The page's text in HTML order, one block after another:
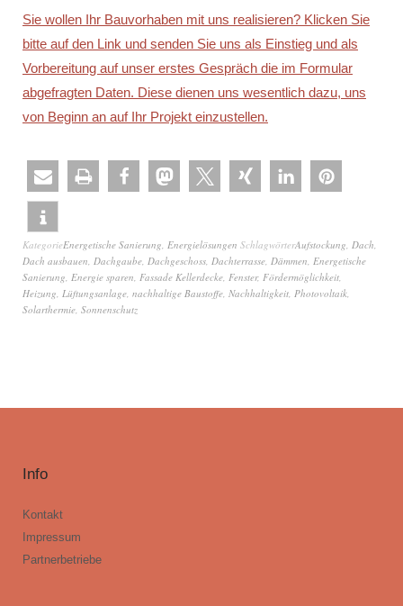
Sie wollen Ihr Bauvorhaben mit uns realisieren? Klicken Sie
bitte auf den Link und senden Sie uns als Einstieg und als
Vorbereitung auf unser erstes Gespräch die im Formular
abgefragten Daten. Diese dienen uns wesentlich dazu, uns
von Beginn an auf Ihr Projekt einzustellen.
KategorieEnergetische Sanierung Energielösungen SchlagwörterAufstockung Dach
Dach ausbauen Dachgaube Dachgeschoss Dachterrasse Dämmen Energetische
Sanierung Energie sparen Fassade Kellerdecke Fenster, Fördermöglichkeit
Heizung Lüftungsanlage nachhaltige Baustoffe Nachhaltigkeit Photovoltaik
Solarthermie Sonnenschutz
Info
Kontakt
Impressum
Partnerbetriebe